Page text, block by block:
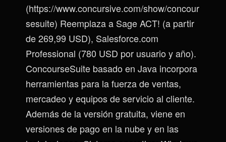
(https://www.concursive.com/show/concour
sesuite) Reemplaza a Sage ACT! (a partir
de 269,99 USD), Salesforce.com
Professional (780 USD por usuario y año).
ConcourseSuite basado en Java incorpora
herramientas para la fuerza de ventas,
mercadeo y equipos de servicio al cliente.
Además de la versión gratuita, viene en
versiones de pago en la nube y en las